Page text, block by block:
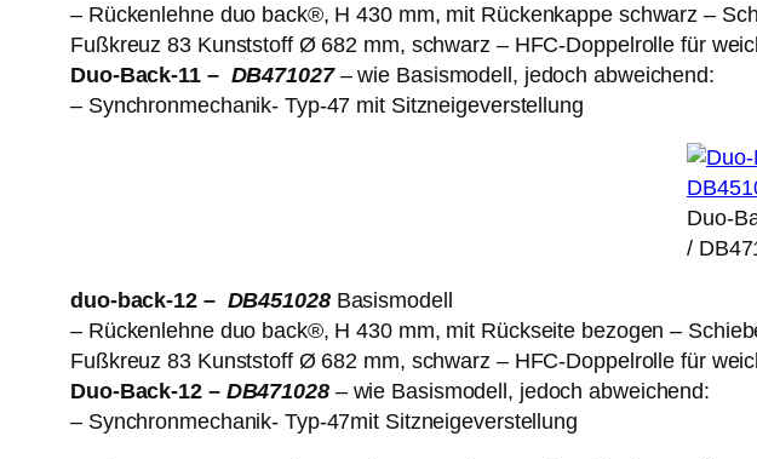
– Rückenlehne duo back®, H 430 mm, mit Rückenkappe schwarz –
Fußkreuz 83 Kunststoff Ø 682 mm, schwarz – HFC-Doppelrolle für
Duo-Back-11 – DB471027– wie Basismodell, jedoch abweichend:
– Synchronmechanik- Typ-47 mit Sitzneigeverstellung
Duo-
/
duo-back-12 – DB451028Basismodell
– Rückenlehne duo back®, H 430 mm, mit Rückseite bezogen –
Fußkreuz 83 Kunststoff Ø 682 mm, schwarz – HFC-Doppelrolle für
Duo-Back-12 – DB471028– wie Basismodell, jedoch abweichend:
– Synchronmechanik- Typ-47mit Sitzneigeverstellung